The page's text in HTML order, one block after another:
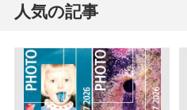
人気の記事